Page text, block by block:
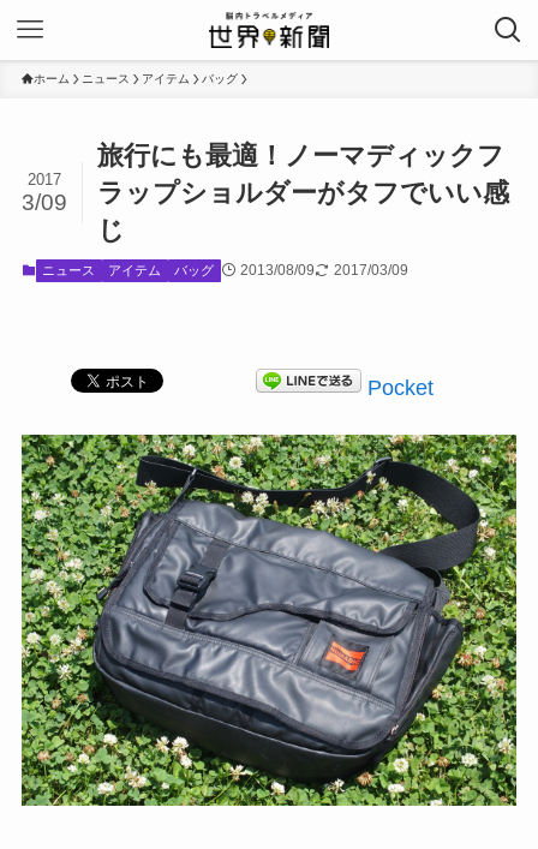
ホーム ニュース アイテム バッグ
旅行にも最適！ノーマディックフ
ラップショルダーがタフでいい感
じ
2017
3/09
ニュース アイテム バッグ 2013/08/09 2017/03/09
Pocket